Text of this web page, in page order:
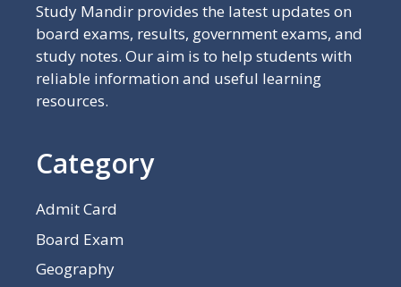
Study Mandir provides the latest updates on
board exams, results, government exams, and
study notes. Our aim is to help students with
reliable information and useful learning
resources.
Category
Admit Card
Board Exam
Geography